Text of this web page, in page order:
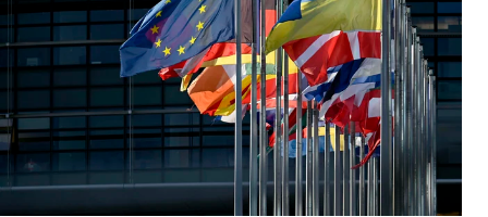
verlag
verlag
veranstaltungen
shop
fragen & hilfe